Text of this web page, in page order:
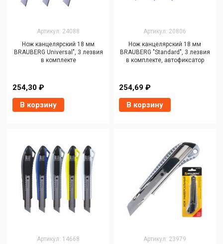
Артикул: 24088
Нож канцелярский 18 мм
BRAUBERG Universal", 3 лезвия
в комплекте
254,30 ₽
В корзину
Артикул: 20806
Нож канцелярский 18 мм
BRAUBERG "Standard", 3 лезвия
в комплекте, автофиксатор
254,69 ₽
В корзину
Артикул: 14668
Артикул: 23979